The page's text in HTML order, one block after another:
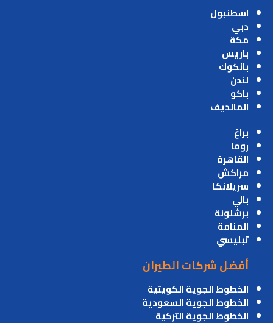
اسطنبول
دبي
مكة
باريس
بانكوك
لندن
باكو
المالديف
براغ
روما
القاهرة
مراكش
سريلانكا
بالي
برشلونة
المنامة
تبليسي
أفضل شركات الطيران
الخطوط الجوية الكويتية
الخطوط الجوية السعودية
الخطوط الجوية التركية